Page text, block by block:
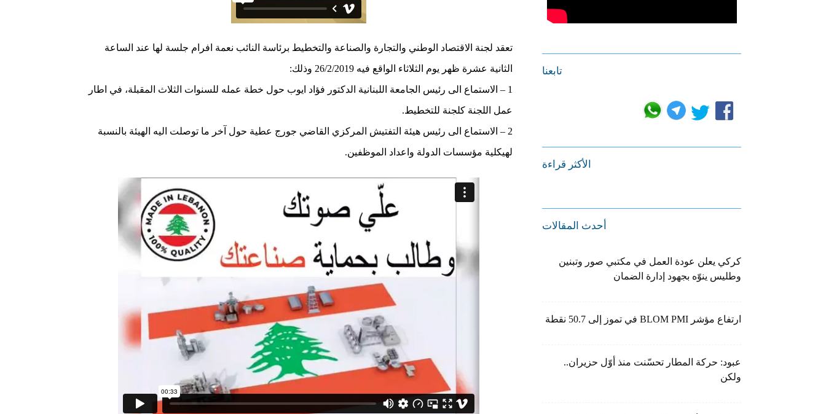
تعقد لجنة الاقتصاد الوطني والتجارة والصناعة والتخطيط برئاسة النائب نعمة افرام جلسة لها عند الساعة
الثانية عشرة ظهر يوم الثلاثاء الواقع فيه 26/2/2019 وذلك:
1 – الاستماع الى رئيس الجامعة اللبنانية الدكتور فؤاد ايوب حول خطة عمله للسنوات الثلاث المقبلة، في اطار
عمل اللجنة كلجنة للتخطيط.
2 – الاستماع الى رئيس هيئة التفتيش المركزي القاضي جورج عطية حول آخر ما توصلت اليه الهيئة بالنسبة
لهيكلية مؤسسات الدولة واعداد الموظفين.
تابعنا
الأكثر قراءة
أحدث المقالات
كركي يعلن عودة العمل في مكتبي صور وتبنين
وطليس ينوّه بجهود إدارة الضمان
ارتفاع مؤشر BLOM PMI في تموز إلى 50.7 نقطة
عبود: حركة المطار تحسّنت منذ أوّل حزيران..
ولكن